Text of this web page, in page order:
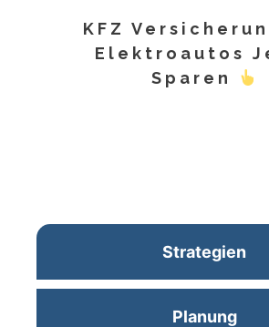
KFZ
Elektroautos
Sparen
Strategien
Planung